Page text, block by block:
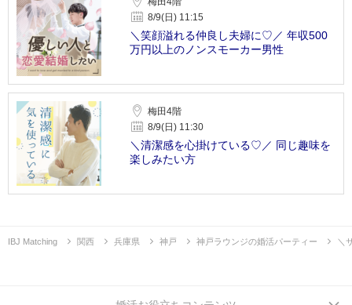
8/9(日) 11:15
＼笑顔溢れる仲良し夫婦に♡／ 年収500
万円以上のノンスモーカー男性
梅田4階
8/9(日) 11:30
＼清潔感を心掛けている♡／ 同じ趣味を
楽しみたい方
IBJ Matching 関西 兵庫県 神戸 神戸ラウンジの婚活パーティー ＼